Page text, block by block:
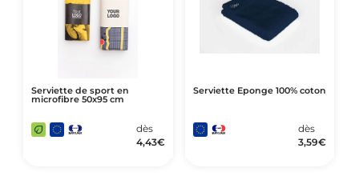
Serviette de sport en
microfibre 50x95 cm
dès
4,43€
Serviette Eponge 100% coton
dès
3,59€